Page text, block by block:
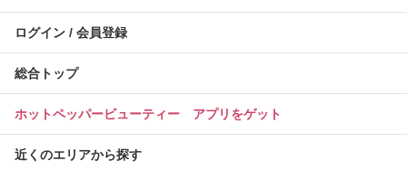
ログイン / 会員登録
総合トップ
ホットペッパービューティー アプリをゲット
近くのエリアから探す